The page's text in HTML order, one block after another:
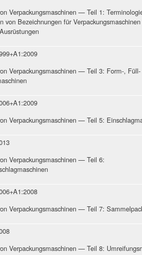
Verpackungsmaschinen — Teil 1:
von Bezeichnungen für
Verpackungsmaschinen — Teil 3: Form-,
Verpackungsmaschinen — Teil 5:
Verpackungsmaschinen — Teil 6:
Verpackungsmaschinen — Teil 7:
Verpackungsmaschinen — Teil 8: